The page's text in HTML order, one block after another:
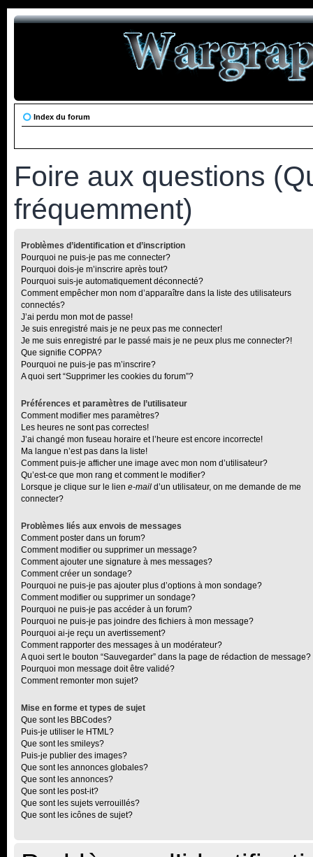
Index du forum
Foire aux questions
fréquemment)
Problèmes d’identification et d’inscription
Pourquoi ne puis-je pas me connecter?
Pourquoi dois-je m’inscrire après tout?
Pourquoi suis-je automatiquement déconnecté?
Comment empêcher mon nom d’apparaître dans la liste des utilisateurs
connectés?
J’ai perdu mon mot de passe!
Je suis enregistré mais je ne peux pas me connecter!
Je me suis enregistré par le passé mais je ne peux plus me connecter?!
Que signifie COPPA?
Pourquoi ne puis-je pas m’inscrire?
A quoi sert “Supprimer les cookies du forum”?
Préférences et paramètres de l’utilisateur
Comment modifier mes paramètres?
Les heures ne sont pas correctes!
J’ai changé mon fuseau horaire et l’heure est encore incorrecte!
Ma langue n’est pas dans la liste!
Comment puis-je afficher une image avec mon nom d’utilisateur?
Qu’est-ce que mon rang et comment le modifier?
Lorsque je clique sur le lien e-mail d’un utilisateur, on me demande de me
connecter?
Problèmes liés aux envois de messages
Comment poster dans un forum?
Comment modifier ou supprimer un message?
Comment ajouter une signature à mes messages?
Comment créer un sondage?
Pourquoi ne puis-je pas ajouter plus d’options à mon sondage?
Comment modifier ou supprimer un sondage?
Pourquoi ne puis-je pas accéder à un forum?
Pourquoi ne puis-je pas joindre des fichiers à mon message?
Pourquoi ai-je reçu un avertissement?
Comment rapporter des messages à un modérateur?
A quoi sert le bouton “Sauvegarder” dans la page de rédaction de message?
Pourquoi mon message doit être validé?
Comment remonter mon sujet?
Mise en forme et types de sujet
Que sont les BBCodes?
Puis-je utiliser le HTML?
Que sont les smileys?
Puis-je publier des images?
Que sont les annonces globales?
Que sont les annonces?
Que sont les post-it?
Que sont les sujets verrouillés?
Que sont les icônes de sujet?